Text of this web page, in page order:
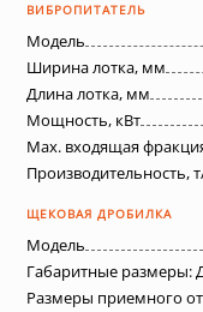
ВИБРОПИТАТЕЛЬ
Модель
Ширина лотка, мм
Длина лотка, мм
Мощность, кВт
Max. входящая
Производительность,
ЩЕКОВАЯ ДРОБИЛКА
Модель
Габаритные размеры:
Размеры приемного